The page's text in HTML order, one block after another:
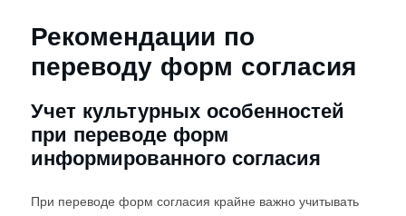
Рекомендации по
переводу форм согласия
Учет культурных особенностей
при переводе форм
информированного согласия
При переводе форм согласия крайне важно учитывать